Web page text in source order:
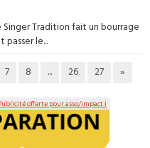
Tradition fait un bourrage
passer le...
7 8 ... 26 27 »
offerte pour asso/impact ℹ